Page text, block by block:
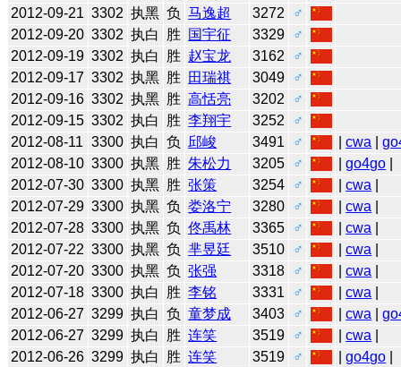
2012-09-21 3302 执黑 负 马逸超 3272
♂
2012-09-20 3302 执白 胜 国宇征 3329
♂
2012-09-19 3302 执白 胜 赵宝龙 3162
♂
2012-09-17 3302 执黑 胜 田瑞祺 3049
♂
2012-09-16 3302 执黑 胜 高恬亮 3202
♂
2012-09-15 3302 执白 胜 李翔宇 3252
♂
2012-08-11 3300 执白 负 邱峻 3491 ♂ |cwa |
2012-08-10 3300 执黑 胜 朱松力 3205 ♂ |go4go
2012-07-30 3300 执黑 胜 张策 3254 ♂ |cwa
2012-07-29 3300 执黑 负 娄洛宁 3280 ♂ |cwa
2012-07-28 3300 执黑 负 佟禹林 3365 ♂ |cwa
2012-07-22 3300 执黑 负 芈昱廷 3510 ♂ |cwa
2012-07-20 3300 执黑 负 张强 3318 ♂ |cwa
2012-07-18 3300 执白 胜 李铭 3331 ♂ |cwa
2012-06-27 3299 执白 负 童梦成 3403 ♂ |cwa |
2012-06-27 3299 执白 胜 连笑 3519 ♂ |cwa
2012-06-26 3299 执白 胜 连笑 3519 ♂ |go4go